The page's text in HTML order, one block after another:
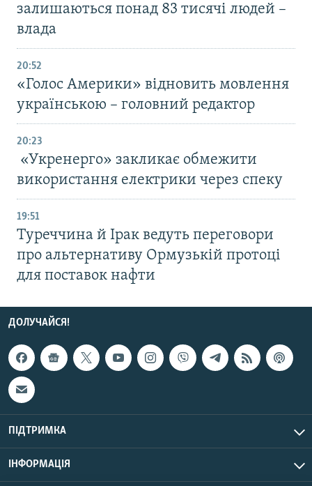
залишаються понад 83 тисячі людей –
влада
20:52
«Голос Америки» відновить мовлення
українською – головний редактор
20:23
«Укренерго» закликає обмежити
використання електрики через спеку
19:51
Туреччина й Ірак ведуть переговори
про альтернативу Ормузькій протоці
для поставок нафти
ДОЛУЧАЙСЯ!
ПІДТРИМКА
ІНФОРМАЦІЯ